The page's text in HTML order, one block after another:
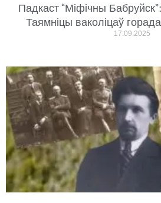
Падкаст “Міфічны
Таямніцы ваколіцаў
17.09.2025